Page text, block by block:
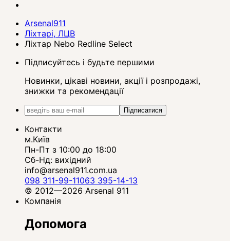
Arsenal911
Ліхтарі, ЛЦВ
Ліхтар Nebo Redline Select
Підписуйтесь і будьте першими
Новинки, цікаві новини, акції і розпродажі,
знижки та рекомендації
Підписатися
Контакти
м.Київ
Пн-Пт з 10:00 до 18:00
Сб-Нд: вихідний
info@arsenal911.com.ua
098 311-99-11063 395-14-13
© 2012—2026 Arsenal 911
Компанія
Допомога